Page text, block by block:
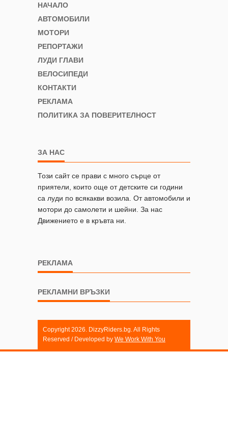
НАЧАЛО
АВТОМОБИЛИ
МОТОРИ
РЕПОРТАЖИ
ЛУДИ ГЛАВИ
ВЕЛОСИПЕДИ
КОНТАКТИ
РЕКЛАМА
ПОЛИТИКА ЗА ПОВЕРИТЕЛНОСТ
ЗА НАС
Този сайт се прави с много сърце от
приятели, които още от детските си години
са луди по всякакви возила. От автомобили и
мотори до самолети и шейни. За нас
Движението е в кръвта ни.
РЕКЛАМА
РЕКЛАМНИ ВРЪЗКИ
Copyright 2026. DizzyRiders.bg. All Rights
Reserved / Developed by We Work With You